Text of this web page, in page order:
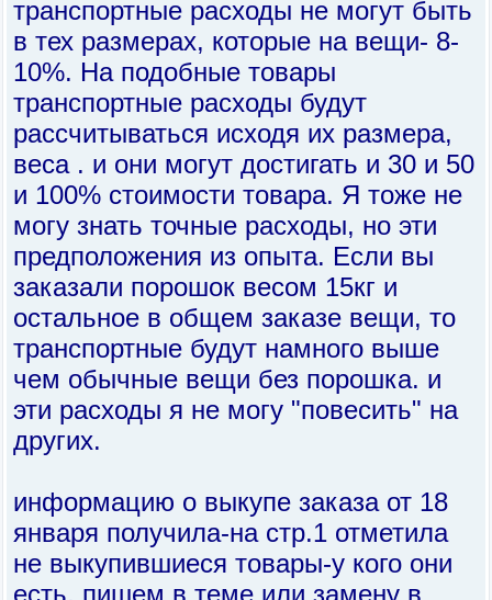
транспортные расходы не могут быть
в тех размерах, которые на вещи- 8-
10%. На подобные товары
транспортные расходы будут
рассчитываться исходя их размера,
веса . и они могут достигать и 30 и 50
и 100% стоимости товара. Я тоже не
могу знать точные расходы, но эти
предположения из опыта. Если вы
заказали порошок весом 15кг и
остальное в общем заказе вещи, то
транспортные будут намного выше
чем обычные вещи без порошка. и
эти расходы я не могу "повесить" на
других.
информацию о выкупе заказа от 18
января получила-на стр.1 отметила
не выкупившиеся товары-у кого они
есть, пишем в теме или замену в